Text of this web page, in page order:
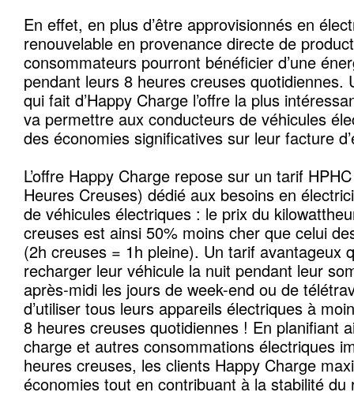
En effet, en plus d’être approvisionnés en
renouvelable en provenance directe de
consommateurs pourront bénéficier d’une
pendant leurs 8 heures creuses quotidiennes.
qui fait d’Happy Charge l’offre la plus
va permettre aux conducteurs de véhicules
des économies significatives sur leur facture
L’offre Happy Charge repose sur un tarif
Heures Creuses) dédié aux besoins en
de véhicules électriques : le prix du
creuses est ainsi 50% moins cher que celui
(2h creuses = 1h pleine). Un tarif avantageux
recharger leur véhicule la nuit pendant leur
après-midi les jours de week-end ou de
d’utiliser tous leurs appareils électriques à
8 heures creuses quotidiennes ! En planifiant
charge et autres consommations électriques
heures creuses, les clients Happy Charge
économies tout en contribuant à la stabilité du